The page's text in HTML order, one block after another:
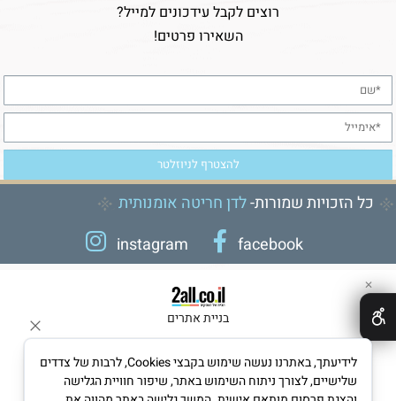
רוצים לקבל עידכונים למייל?
השאירו פרטים!
כל הזכויות שמורות-לדן חריטה אומנותית
instagram
facebook
בניית אתרים
✕
לידיעתך, באתרנו נעשה שימוש בקבצי Cookies, לרבות של צדדים
שלישיים, לצורך ניתוח השימוש באתר, שיפור חוויית הגלישה